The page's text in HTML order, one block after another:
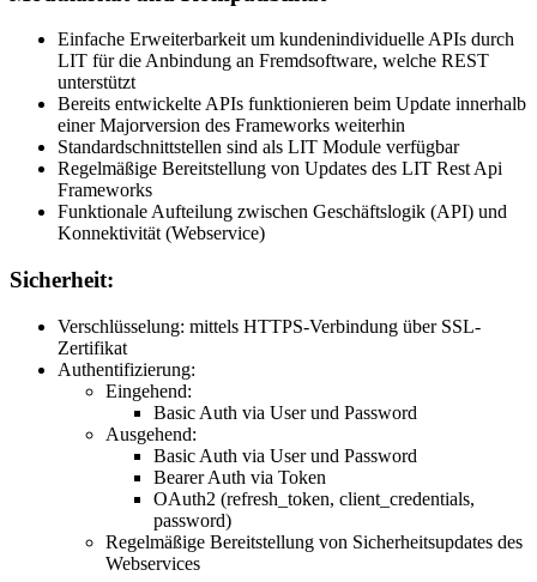
Einfache Erweiterbarkeit um kundenindividuelle APIs durch
LIT für die Anbindung an Fremdsoftware, welche REST
unterstützt
Bereits entwickelte APIs funktionieren beim Update innerhalb
einer Majorversion des Frameworks weiterhin
Standardschnittstellen sind als LIT Module verfügbar
Regelmäßige Bereitstellung von Updates des LIT Rest Api
Frameworks
Funktionale Aufteilung zwischen Geschäftslogik (API) und
Konnektivität (Webservice)
Sicherheit:
Verschlüsselung: mittels HTTPS-Verbindung über SSL-
Zertifikat
Authentifizierung:
Eingehend:
Basic Auth via User und Password
Ausgehend:
Basic Auth via User und Password
Bearer Auth via Token
OAuth2 (refresh_token, client_credentials,
password)
Regelmäßige Bereitstellung von Sicherheitsupdates des
Webservices